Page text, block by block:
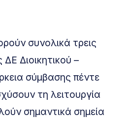
συνολικά τρεις
ΔΕ Διοικητικού –
σύμβασης πέντε
τη λειτουργία
σημαντικά σημεία